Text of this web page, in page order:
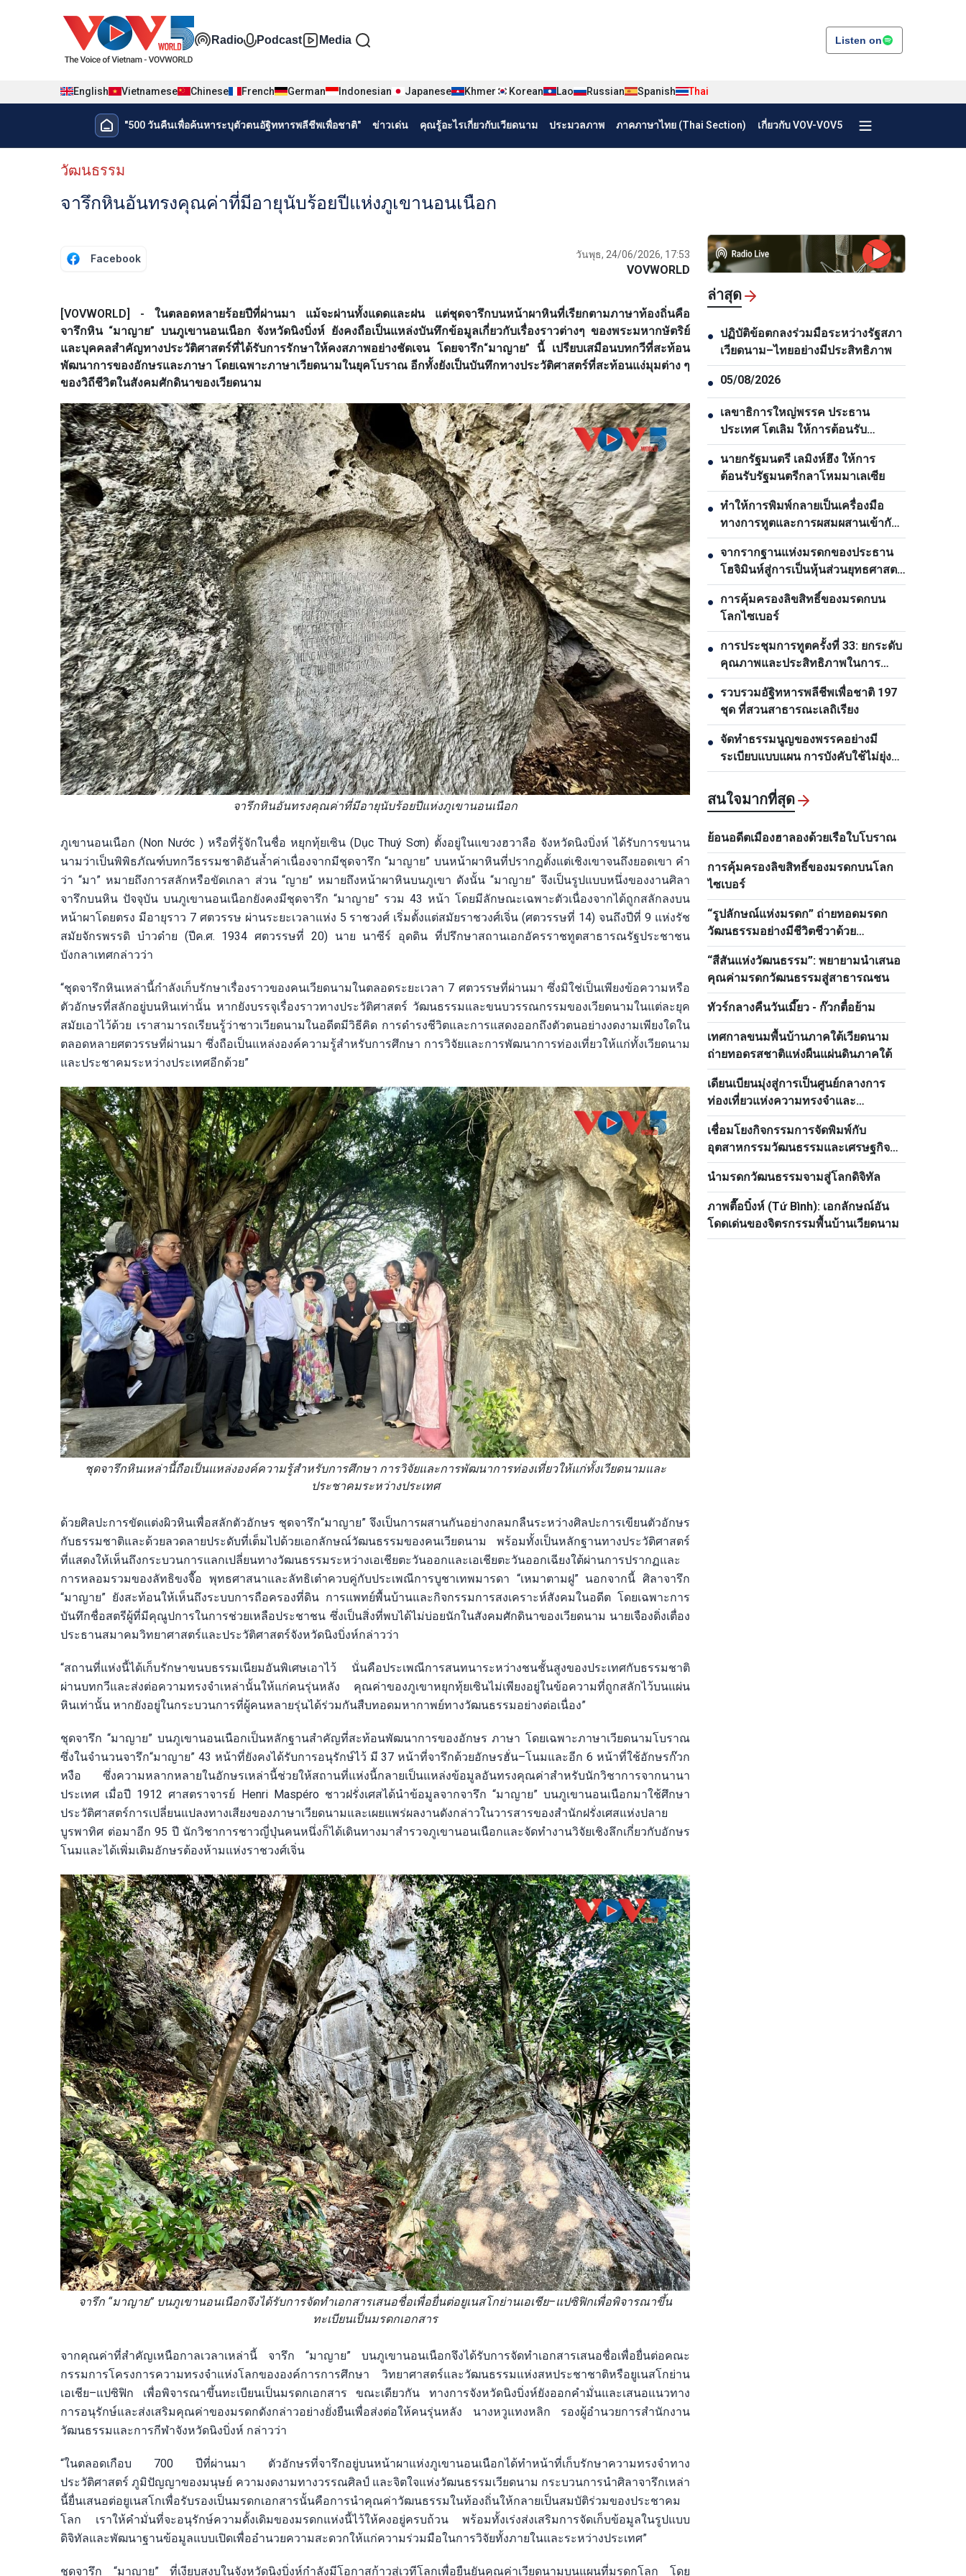
Đa phương tiện tiếng Thái
Radio Podcast Media Listen on
English Vietnamese Chinese French German Indonesian Japanese Khmer Korean Lao Russian Spanish Thai
Menu trang chủ tiếng Thái
"500 วันคืนเพื่อค้นหาระบุตัวตนอัฐิทหารพลีชีพเพื่อชาติ" ข่าวเด่น คุณรู้อะไรเกี่ยวกับเวียดนาม ประมวลภาพ ภาคภาษาไทย (Thai Section) เกี่ยวกับ VOV-VOV5
Menu phụ tiếng Thái
วัฒนธรรม
จารึกหินอันทรงคุณค่าที่มีอายุนับร้อยปีแห่งภูเขานอนเนือก
Facebook วันพุธ, 24/06/2026, 17:53
VOVWORLD
[VOVWORLD] - ในตลอดหลายร้อยปีที่ผ่านมา แม้จะผ่านทั้งแดดและฝน แต่ชุดจารึกบนหน้าผาหินที่เรียกตามภาษาท้องถิ่นคือ
จารึกหิน “มาญาย” บนภูเขานอนเนือก จังหวัดนิงบิ่งห์ ยังคงถือเป็นแหล่งบันทึกข้อมูลเกี่ยวกับเรื่องราวต่างๆ ของพระมหากษัตริย์
และบุคคลสำคัญทางประวัติศาสตร์ที่ได้รับการรักษาให้คงสภาพอย่างชัดเจน โดยจารึก“มาญาย” นี้ เปรียบเสมือนบทกวีที่สะท้อน
พัฒนาการของอักษรและภาษา โดยเฉพาะภาษาเวียดนามในยุคโบราณ อีกทั้งยังเป็นบันทึกทางประวัติศาสตร์ที่สะท้อนแง่มุมต่าง ๆ
ของวิถีชีวิตในสังคมศักดินาของเวียดนาม
จารึกหินอันทรงคุณค่าที่มีอายุนับร้อยปีแห่งภูเขานอนเนือก
ภูเขานอนเนือก (Non Nước ) หรือที่รู้จักในชื่อ หยุกทุ้ยเซิน (Dục Thuý Sơn) ตั้งอยู่ในแขวงฮวาลือ จังหวัดนิงบิ่งห์ ได้รับการขนาน
นามว่าเป็นพิพิธภัณฑ์บทกวีธรรมชาติอันล้ำค่าเนื่องจากมีชุดจารึก “มาญาย” บนหน้าผาหินที่ปรากฎตั้งแต่เชิงเขาจนถึงยอดเขา คำ
ว่า “มา” หมายถึงการสลักหรือขัดเกลา ส่วน “ญาย” หมายถึงหน้าผาหินบนภูเขา ดังนั้น “มาญาย” จึงเป็นรูปแบบหนึ่งของงานศิลา
จารึกบนหิน ปัจจุบัน บนภูเขานอนเนือกยังคงมีชุดจารึก “มาญาย” รวม 43 หน้า โดยมีลักษณะเฉพาะตัวเนื่องจากได้ถูกสลักลงบน
หน้าผาโดยตรง มีอายุราว 7 ศตวรรษ ผ่านระยะเวลาแห่ง 5 ราชวงศ์ เริ่มตั้งแต่สมัยราชวงศ์เจิ่น (ศตวรรษที่ 14) จนถึงปีที่ 9 แห่งรัช
สมัยจักรพรรดิ บ๋าวด๋าย (ปีค.ศ. 1934 ศตวรรษที่ 20) นาย นาซีร์ อุดดิน ที่ปรึกษาสถานเอกอัครราชทูตสาธารณรัฐประชาชน
บังกลาเทศกล่าวว่า
“ชุดจารึกหินเหล่านี้กำลังเก็บรักษาเรื่องราวของคนเวียดนามในตลอดระยะเวลา 7 ศตวรรษที่ผ่านมา ซึ่งมิใช่เป็นเพียงข้อความหรือ
ตัวอักษรที่สลักอยู่บนหินเท่านั้น หากยังบรรจุเรื่องราวทางประวัติศาสตร์ วัฒนธรรมและขนบวรรณกรรมของเวียดนามในแต่ละยุค
สมัยเอาไว้ด้วย เราสามารถเรียนรู้ว่าชาวเวียดนามในอดีตมีวิธีคิด การดำรงชีวิตและการแสดงออกถึงตัวตนอย่างงดงามเพียงใดใน
ตลอดหลายศตวรรษที่ผ่านมา ซึ่งถือเป็นแหล่งองค์ความรู้สำหรับการศึกษา การวิจัยและการพัฒนาการท่องเที่ยวให้แก่ทั้งเวียดนาม
และประชาคมระหว่างประเทศอีกด้วย”
ชุดจารึกหินเหล่านี้ถือเป็นแหล่งองค์ความรู้สำหรับการศึกษา การวิจัยและการพัฒนาการท่องเที่ยวให้แก่ทั้งเวียดนามและ
ประชาคมระหว่างประเทศ
ด้วยศิลปะการขัดแต่งผิวหินเพื่อสลักตัวอักษร ชุดจารึก“มาญาย” จึงเป็นการผสานกันอย่างกลมกลืนระหว่างศิลปะการเขียนตัวอักษร
กับธรรมชาติและด้วยลวดลายประดับที่เต็มไปด้วยเอกลักษณ์วัฒนธรรมของคนเวียดนาม พร้อมทั้งเป็นหลักฐานทางประวัติศาสตร์
ที่แสดงให้เห็นถึงกระบวนการแลกเปลี่ยนทางวัฒนธรรมระหว่างเอเชียตะวันออกและเอเชียตะวันออกเฉียงใต้ผ่านการปรากฏและ
การหลอมรวมของลัทธิขงจื๊อ พุทธศาสนาและลัทธิเต๋าควบคู่กับประเพณีการบูชาเทพมารดา “เหมาตามฝู” นอกจากนี้ ศิลาจารึก
“มาญาย” ยังสะท้อนให้เห็นถึงระบบการถือครองที่ดิน การแพทย์พื้นบ้านและกิจกรรมการสงเคราะห์สังคมในอดีต โดยเฉพาะการ
บันทึกชื่อสตรีผู้ที่มีคุณูปการในการช่วยเหลือประชาชน ซึ่งเป็นสิ่งที่พบได้ไม่บ่อยนักในสังคมศักดินาของเวียดนาม นายเจืองดิ่งเตื่อง
ประธานสมาคมวิทยาศาสตร์และประวัติศาสตร์จังหวัดนิงบิ่งห์กล่าวว่า
“สถานที่แห่งนี้ได้เก็บรักษาขนบธรรมเนียมอันพิเศษเอาไว้ นั่นคือประเพณีการสนทนาระหว่างชนชั้นสูงของประเทศกับธรรมชาติ
ผ่านบทกวีและส่งต่อความทรงจำเหล่านั้นให้แก่คนรุ่นหลัง คุณค่าของภูเขาหยุกทุ้ยเซินไม่เพียงอยู่ในข้อความที่ถูกสลักไว้บนแผ่น
หินเท่านั้น หากยังอยู่ในกระบวนการที่ผู้คนหลายรุ่นได้ร่วมกันสืบทอดมหากาพย์ทางวัฒนธรรมอย่างต่อเนื่อง”
ชุดจารึก “มาญาย” บนภูเขานอนเนือกเป็นหลักฐานสำคัญที่สะท้อนพัฒนาการของอักษร ภาษา โดยเฉพาะภาษาเวียดนามโบราณ
ซึ่งในจำนวนจารึก“มาญาย” 43 หน้าที่ยังคงได้รับการอนุรักษ์ไว้ มี 37 หน้าที่จารึกด้วยอักษรฮั่น–โนมและอีก 6 หน้าที่ใช้อักษรก๊วก
หงือ ซึ่งความหลากหลายในอักษรเหล่านี้ช่วยให้สถานที่แห่งนี้กลายเป็นแหล่งข้อมูลอันทรงคุณค่าสำหรับนักวิชาการจากนานา
ประเทศ เมื่อปี 1912 ศาสตราจารย์ Henri Maspéro ชาวฝรั่งเศสได้นำข้อมูลจากจารึก “มาญาย” บนภูเขานอนเนือกมาใช้ศึกษา
ประวัติศาสตร์การเปลี่ยนแปลงทางเสียงของภาษาเวียดนามและเผยแพร่ผลงานดังกล่าวในวารสารของสำนักฝรั่งเศสแห่งปลาย
บูรพาทิศ ต่อมาอีก 95 ปี นักวิชาการชาวญี่ปุ่นคนหนึ่งก็ได้เดินทางมาสำรวจภูเขานอนเนือกและจัดทำงานวิจัยเชิงลึกเกี่ยวกับอักษร
โนมและได้เพิ่มเติมอักษรต้องห้ามแห่งราชวงศ์เจิ่น
จารึก “มาญาย” บนภูเขานอนเนือกจึงได้รับการจัดทำเอกสารเสนอชื่อเพื่อยื่นต่อยูเนสโกย่านเอเชีย–แปซิฟิกเพื่อพิจารณาขึ้น
ทะเบียนเป็นมรดกเอกสาร
จากคุณค่าที่สำคัญเหนือกาลเวลาเหล่านี้ จารึก “มาญาย” บนภูเขานอนเนือกจึงได้รับการจัดทำเอกสารเสนอชื่อเพื่อยื่นต่อคณะ
กรรมการโครงการความทรงจำแห่งโลกขององค์การการศึกษา วิทยาศาสตร์และวัฒนธรรมแห่งสหประชาชาติหรือยูเนสโกย่าน
เอเชีย–แปซิฟิก เพื่อพิจารณาขึ้นทะเบียนเป็นมรดกเอกสาร ขณะเดียวกัน ทางการจังหวัดนิงบิ่งห์ยังออกคำมั่นและเสนอแนวทาง
การอนุรักษ์และส่งเสริมคุณค่าของมรดกดังกล่าวอย่างยั่งยืนเพื่อส่งต่อให้คนรุ่นหลัง นางหวูแทงหลิก รองผู้อำนวยการสำนักงาน
วัฒนธรรมและการกีฬาจังหวัดนิงบิ่งห์ กล่าวว่า
“ในตลอดเกือบ 700 ปีที่ผ่านมา ตัวอักษรที่จารึกอยู่บนหน้าผาแห่งภูเขานอนเนือกได้ทำหน้าที่เก็บรักษาความทรงจำทาง
ประวัติศาสตร์ ภูมิปัญญาของมนุษย์ ความงดงามทางวรรณศิลป์ และจิตใจแห่งวัฒนธรรมเวียดนาม กระบวนการนำศิลาจารึกเหล่า
นี้ยื่นเสนอต่อยูเนสโกเพื่อรับรองเป็นมรดกเอกสารนั้นคือการนำคุณค่าวัฒนธรรมในท้องถิ่นให้กลายเป็นสมบัติร่วมของประชาคม
โลก เราให้คำมั่นที่จะอนุรักษ์ความดั้งเดิมของมรดกแห่งนี้ไว้ให้คงอยู่ครบถ้วน พร้อมทั้งเร่งส่งเสริมการจัดเก็บข้อมูลในรูปแบบ
ดิจิทัลและพัฒนาฐานข้อมูลแบบเปิดเพื่ออำนวยความสะดวกให้แก่ความร่วมมือในการวิจัยทั้งภายในและระหว่างประเทศ”
ชุดจารึก “มาญาย” ที่เงียบสงบในจังหวัดนิงบิ่งห์กำลังมีโอกาสก้าวสู่เวทีโลกเพื่อยืนยันคุณค่าเวียดนามบนแผนที่มรดกโลก โดย
ล่าสุด
● ปฏิบัติข้อตกลงร่วมมือระหว่างรัฐสภา
เวียดนาม–ไทยอย่างมีประสิทธิภาพ
● 05/08/2026
● เลขาธิการใหญ่พรรค ประธาน
ประเทศ โตเลิม ให้การต้อนรับ
เอกอัครราชทูตมาเลเซีย
● นายกรัฐมนตรี เลมิงห์ฮึง ให้การ
ต้อนรับรัฐมนตรีกลาโหมมาเลเซีย
● ทำให้การพิมพ์กลายเป็นเครื่องมือ
ทางการทูตและการผสมผสานเข้ากับ
กระแสโลก
● จากรากฐานแห่งมรดกของประธาน
โฮจิมินห์สู่การเป็นหุ้นส่วนยุทธศาสตร์
รอบด้าน
● การคุ้มครองลิขสิทธิ์ของมรดกบน
โลกไซเบอร์
● การประชุมการทูตครั้งที่ 33: ยกระดับ
คุณภาพและประสิทธิภาพในการ
ดำเนินงานของสำนักงานตัวแทน
เวียดนามในต่างประเทศ
● รวบรวมอัฐิทหารพลีชีพเพื่อชาติ 197
ชุด ที่สวนสาธารณะเลถิเรียง
● จัดทำธรรมนูญของพรรคอย่างมี
ระเบียบแบบแผน การบังคับใช้ไม่ยุ่ง
ยากและคงอยู่ยืนยาว
สนใจมากที่สุด
ย้อนอดีตเมืองฮาลองด้วยเรือใบโบราณ
การคุ้มครองลิขสิทธิ์ของมรดกบนโลก
ไซเบอร์
“รูปลักษณ์แห่งมรดก” ถ่ายทอดมรดก
วัฒนธรรมอย่างมีชีวิตชีวาด้วย
เทคโนโลยี
“สีสันแห่งวัฒนธรรม”: พยายามนำเสนอ
คุณค่ามรดกวัฒนธรรมสู่สาธารณชน
ทัวร์กลางคืนวันเมี๊ยว - ก๊วกตื๋อย้าม
เทศกาลขนมพื้นบ้านภาคใต้เวียดนาม
ถ่ายทอดรสชาติแห่งผืนแผ่นดินภาคใต้
เดียนเบียนมุ่งสู่การเป็นศูนย์กลางการ
ท่องเที่ยวแห่งความทรงจำและ
ประสบการณ์ทางวัฒนธรรม
เชื่อมโยงกิจกรรมการจัดพิมพ์กับ
อุตสาหกรรมวัฒนธรรมและเศรษฐกิจ
ดิจิทัล
นำมรดกวัฒนธรรมจามสู่โลกดิจิทัล
ภาพตื๊อบิ๋งห์ (Tứ Bình): เอกลักษณ์อัน
โดดเด่นของจิตรกรรมพื้นบ้านเวียดนาม